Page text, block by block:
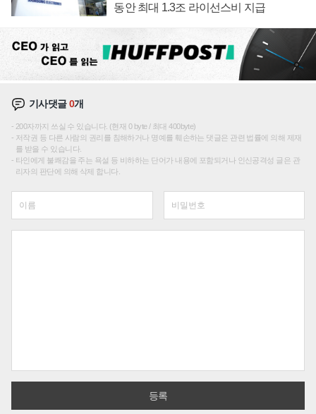
동안 최대 1.3조 라이선스비 지급
기사댓글0개
200자까지 쓰실 수 있습니다. (현재 0 byte / 최대 400byte)
저작권 등 다른 사람의 권리를 침해하거나 명예를 훼손하는 댓글은 관련 법률에 의해 제재
를 받을 수 있습니다.
타인에게 불쾌감을 주는 욕설 등 비하하는 단어가 내용에 포함되거나 인신공격성 글은 관
리자의 판단에 의해 삭제 합니다.